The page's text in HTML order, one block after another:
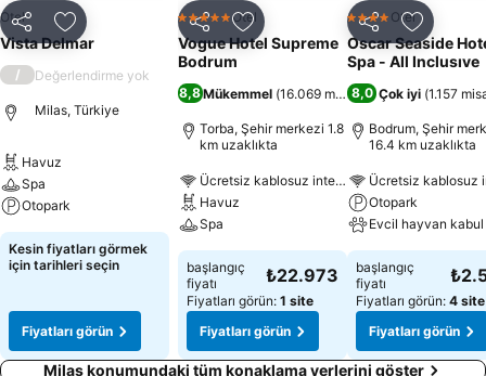
konuklar için otelde ücrete tabi olan otopark da vardır. Sigara
kullanmayan müşteriler için sigara içilmeyen odalar otelin imkanları
dahilindedir.
Paylaş Favorilerime ekle
Otel
Vista Delmar
/ Değerlendirme yok
Milas, Türkiye
Havuz
Spa
Otopark
Kesin fiyatları görmek
için tarihleri seçin
Fiyatları görün
Paylaş Favorilerime ekle
5 Yıldız Otel
Vogue Hotel Supreme
Bodrum
8,8Mükemmel (16.069 misafir puanı)
Torba, Şehir merkezi 1.8
km uzaklıkta
Ücretsiz kablosuz internet
Havuz
Spa
başlangıç
fiyatı
₺22.973
Fiyatları görün: 1 site
Fiyatları görün
Paylaş
4 Yıldız Otel
Oscar Seaside
Spa - All Inclusıve
8,0 Çok iyi (1.157
Bodrum, Şehir
16.4 km uzaklıkta
Ücretsiz kablosuz
Otopark
Evcil hayvan
başlangıç
fiyatı
Fiyatları görün: 4 site
Fiyatları görün
Milas konumundaki tüm konaklama yerlerini göster